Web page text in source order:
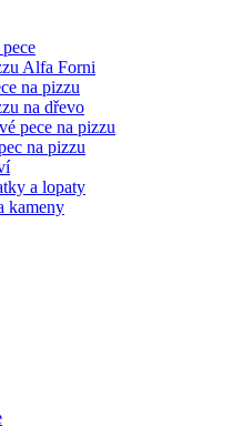
Alfa Forni
na pizzu
na dřevo
pece na pizzu
na pizzu
a lopaty
kameny